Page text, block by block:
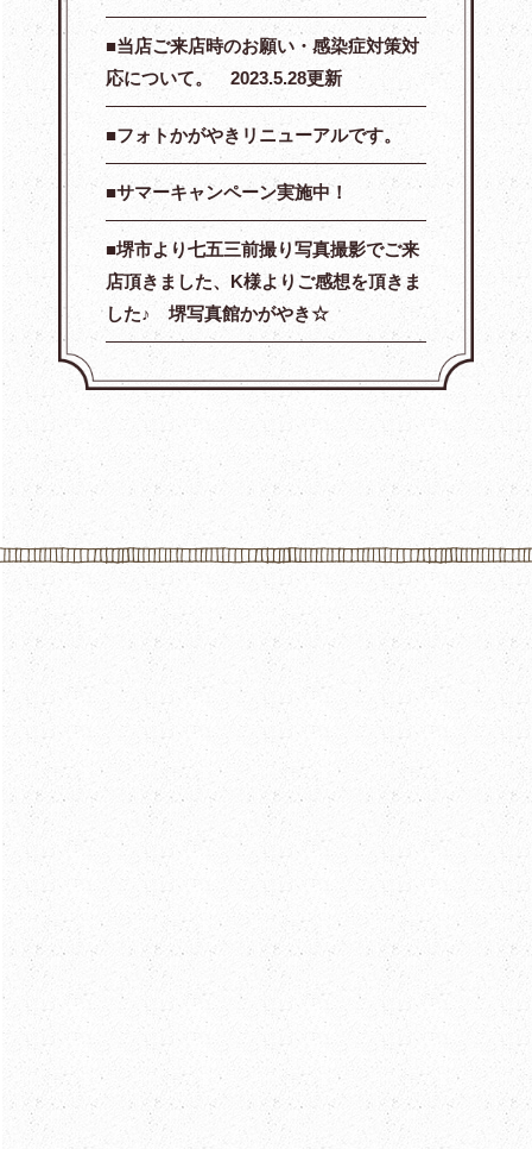
当店ご来店時のお願い・感染症対策対
応について。 2023.5.28更新
フォトかがやきリニューアルです。
サマーキャンペーン実施中！
堺市より七五三前撮り写真撮影でご来
店頂きました、K様よりご感想を頂きま
した♪ 堺写真館かがやき☆